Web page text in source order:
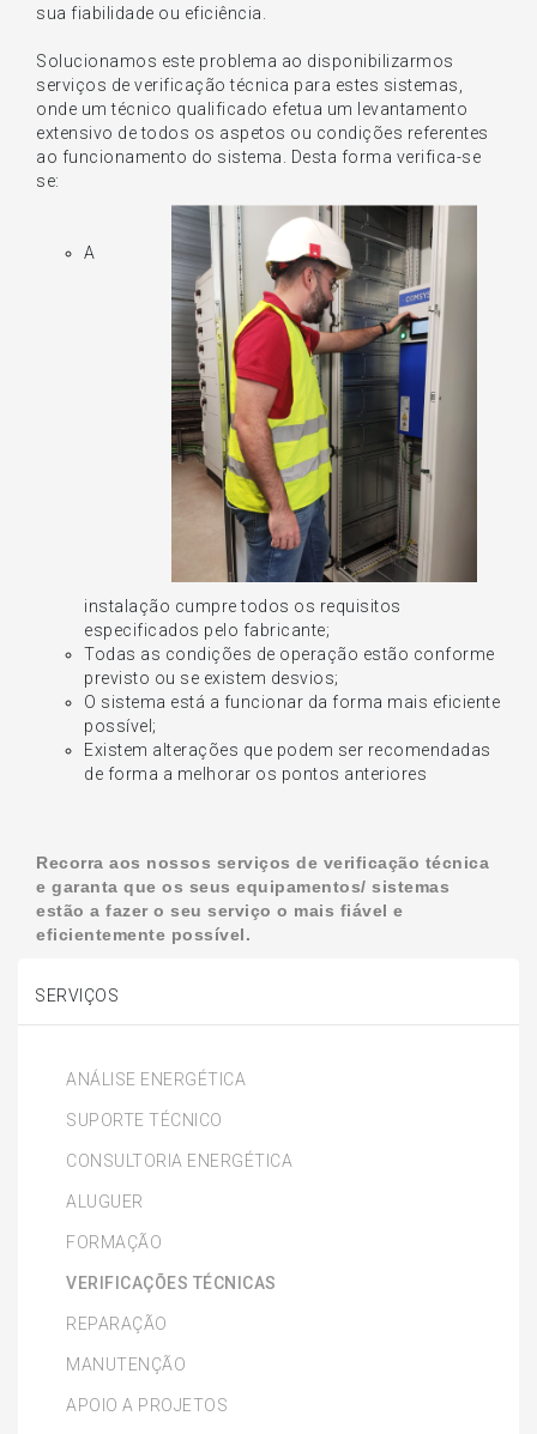
SERVIÇOS
ANÁLISE ENERGÉTICA
SUPORTE TÉCNICO
CONSULTORIA ENERGÉTICA
ALUGUER
FORMAÇÃO
VERIFICAÇÕES TÉCNICAS
REPARAÇÃO
MANUTENÇÃO
APOIO A PROJETOS
sua fiabilidade ou eficiência.
Solucionamos este problema ao disponibilizarmos
serviços de verificação técnica para estes sistemas,
onde um técnico qualificado efetua um levantamento
extensivo de todos os aspetos ou condições referentes
ao funcionamento do sistema. Desta forma verifica-se
se:
A
instalação cumpre todos os requisitos
especificados pelo fabricante;
Todas as condições de operação estão conforme
previsto ou se existem desvios;
O sistema está a funcionar da forma mais eficiente
possível;
Existem alterações que podem ser recomendadas
de forma a melhorar os pontos anteriores
Recorra aos nossos serviços de verificação técnica
e garanta que os seus equipamentos/ sistemas
estão a fazer o seu serviço o mais fiável e
eficientemente possível.